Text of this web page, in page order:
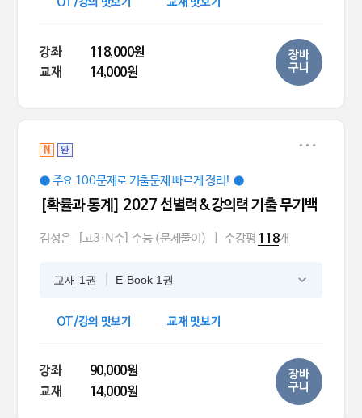
OT/강의 맛보기 교재 맛보기
강좌
118,000원
교재
14,000원
장바
구니
N 완
● 주요 100문제로 기출문제 빠르게 정리! ●
[확률과 통계] 2027 선별력&강의력 기출 무기백
김성은 [고3·N수] 수능 (문제풀이) 수강평 118개
교재 1권 E-Book 1권
OT/강의 맛보기 교재 맛보기
강좌
90,000원
교재
14,000원
장바
구니